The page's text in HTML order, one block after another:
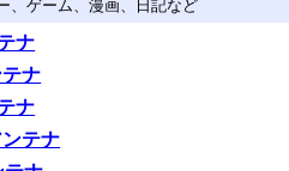
、ゲーム、漫画、日記など
ナ
ナ
ナ
テナ